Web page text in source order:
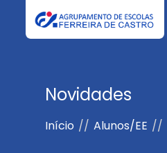
Novidades
Início // Alunos/EE //